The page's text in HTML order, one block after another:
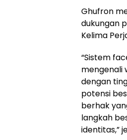
Ghufron
dukungan
Kelima
“Sistem
mengenali
dengan
potensi
berhak
langkah
identitas,”